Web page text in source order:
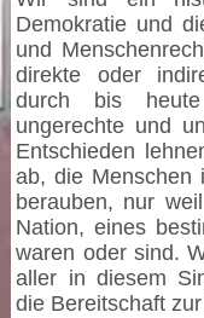
Demokratie und
und
direkte oder
durch bis
ungerechte und
Entschieden
ab, die Menschen
berauben, nur
Nation, eines
waren oder sind.
aller in diesem
die Bereitschaft